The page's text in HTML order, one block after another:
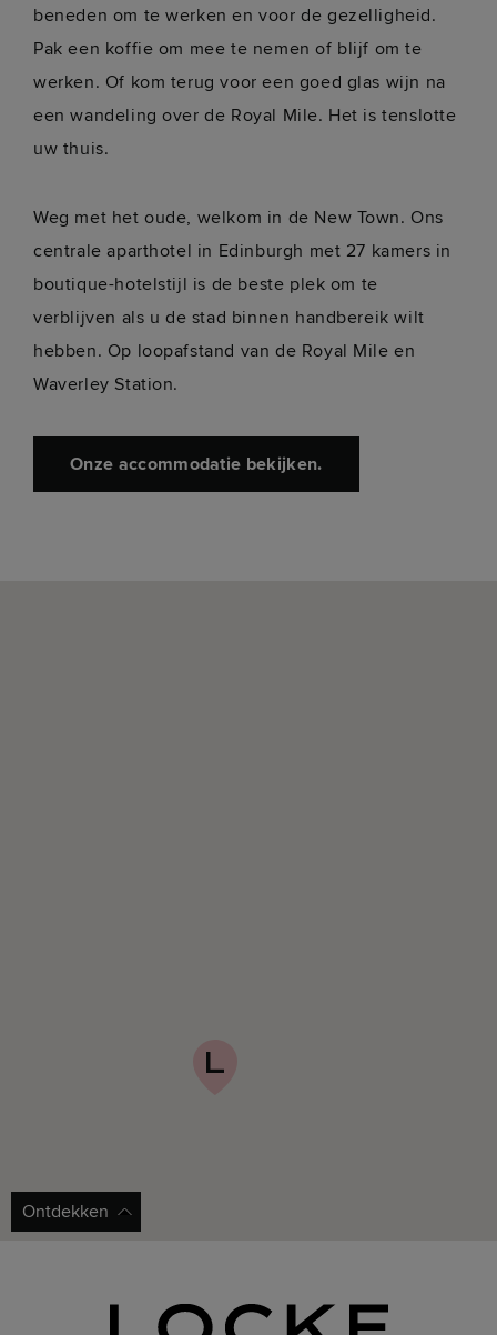
beneden om te werken en voor de gezelligheid.
Pak een koffie om mee te nemen of blijf om te
werken. Of kom terug voor een goed glas wijn na
een wandeling over de Royal Mile. Het is tenslotte
uw thuis.
Weg met het oude, welkom in de New Town. Ons
centrale aparthotel in Edinburgh met 27 kamers in
boutique-hotelstijl is de beste plek om te
verblijven als u de stad binnen handbereik wilt
hebben. Op loopafstand van de Royal Mile en
Waverley Station.
Onze accommodatie bekijken.
Ontdekken